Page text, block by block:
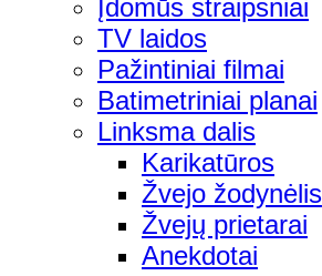
Įdomūs straipsniai
TV laidos
Pažintiniai filmai
Batimetriniai planai
Linksma dalis
Karikatūros
Žvejo žodynėlis
Žvejų prietarai
Anekdotai